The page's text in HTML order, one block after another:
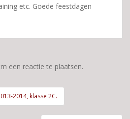
etc. Goede feestdagen
een reactie te plaatsen.
2014, klasse 2C.